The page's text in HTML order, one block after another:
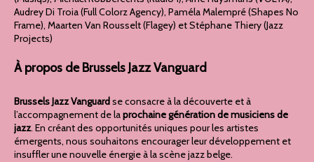
Audrey Di Troia (Full Colorz Agency), Paméla Malempré (Shapes No
Frame), Maarten Van Rousselt (Flagey) et Stéphane Thiery (Jazz
Projects)
À propos de Brussels Jazz Vanguard
Brussels Jazz Vanguardse consacre à la découverte et à
l’accompagnement de laprochaine génération de musiciens de
jazz. En créant des opportunités uniques pour les artistes
émergents, nous souhaitons encourager leur développement et
insuffler une nouvelle énergie à la scène jazz belge.